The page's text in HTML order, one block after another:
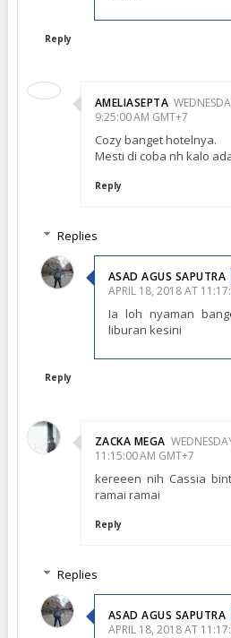
Reply
AMELIASEPTA
9:25:00 AM GMT+7
Cozy banget hotelnya.
Mesti di coba nh kalo
Reply
Replies
ASAD AGUS SAPUTRA
APRIL 18, 2018 AT
Ia loh nyaman
liburan kesini
Reply
ZACKA MEGA
11:15:00 AM GMT+7
kereeen nih Cassia
ramai ramai
Reply
Replies
ASAD AGUS SAPUTRA
APRIL 18, 2018 AT